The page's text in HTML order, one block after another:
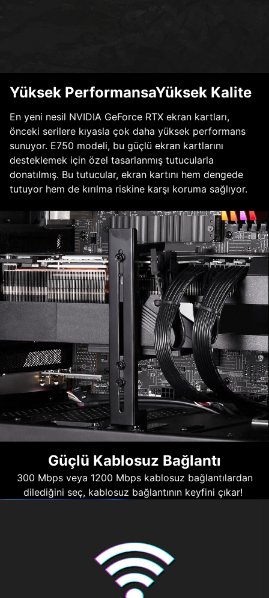
Yüksek PerformansaYüksek Kalite
En yeni nesil NVIDIA GeForce RTX ekran kartları,
önceki serilere kıyasla çok daha yüksek performans
sunuyor. E750 modeli, bu güçlü ekran kartlarını
desteklemek için özel tasarlanmış tutucularla
donatılmış. Bu tutucular, ekran kartını hem dengede
tutuyor hem de kırılma riskine karşı koruma sağlıyor.
Güçlü Kablosuz Bağlantı
300 Mbps veya 1200 Mbps kablosuz bağlantılardan
dilediğini seç, kablosuz bağlantının keyfini çıkar!